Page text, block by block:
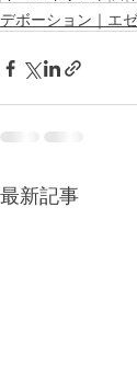
デボーション｜エ
最新記事